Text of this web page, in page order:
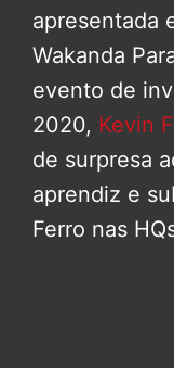
apresentada
Wakanda
evento de
2020, Kevin
de surpresa
aprendiz e
Ferro nas